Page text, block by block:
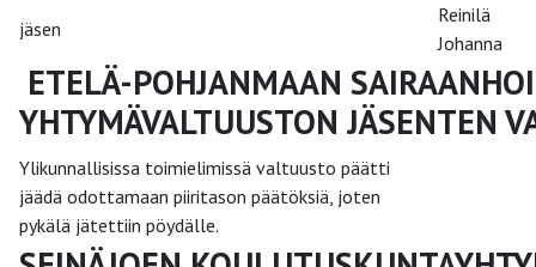
jäsen
Reinilä
Johanna
ETELÄ-POHJANMAAN
YHTYMÄVALTUUSTON JÄSENTEN
Ylikunnallisissa toimielimissä valtuusto päätti
jäädä odottamaan piiritason päätöksiä, joten
pykälä jätettiin pöydälle.